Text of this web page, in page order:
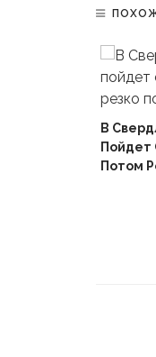
В
Пойдет
Потом